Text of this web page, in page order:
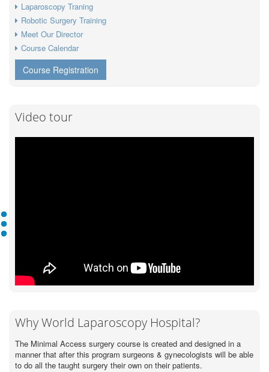
Laparoscopy Traning
Robotic Surgery Training
Meet Our Director
Course Calendar
Course Registration
Video tour
Why World Laparoscopy Hospital?
The Minimal Access surgery course is created and designed in a
manner that after this program surgeons & gynecologists will be able
to do all the taught surgery their own on their patients.